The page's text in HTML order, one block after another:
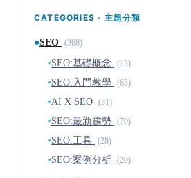
CATEGORIES · 主題分類
●SEO (368)
▪SEO:基礎概念 (13)
▪SEO:入門教學 (63)
▪AI X SEO (31)
▪SEO:最新趨勢 (70)
▪SEO:工具 (28)
▪SEO:案例分析 (20)